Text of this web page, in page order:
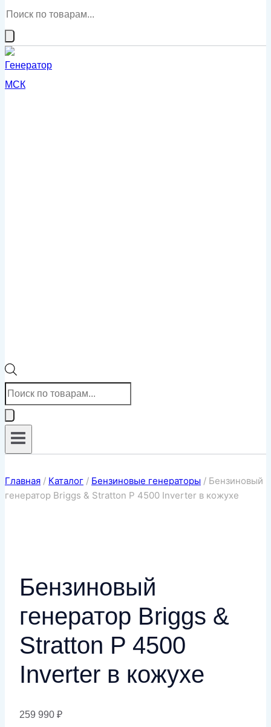
Поиск
товаров
Поиск
товаров
Главная / Каталог / Бензиновые генераторы / Бензиновый
генератор Briggs & Stratton P 4500 Inverter в кожухе
Бензиновый
генератор Briggs &
Stratton P 4500
Inverter в кожухе
259 990 ₽